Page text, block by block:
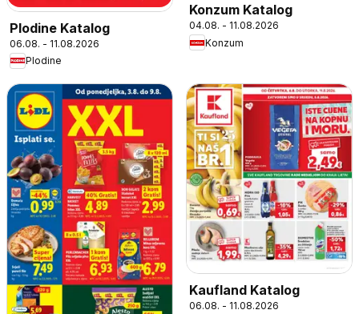
Plodine Katalog
06.08. - 11.08.2026
Plodine
Konzum Katalog
04.08. - 11.08.2026
Konzum
Kaufland Katalog
06.08. - 11.08.2026